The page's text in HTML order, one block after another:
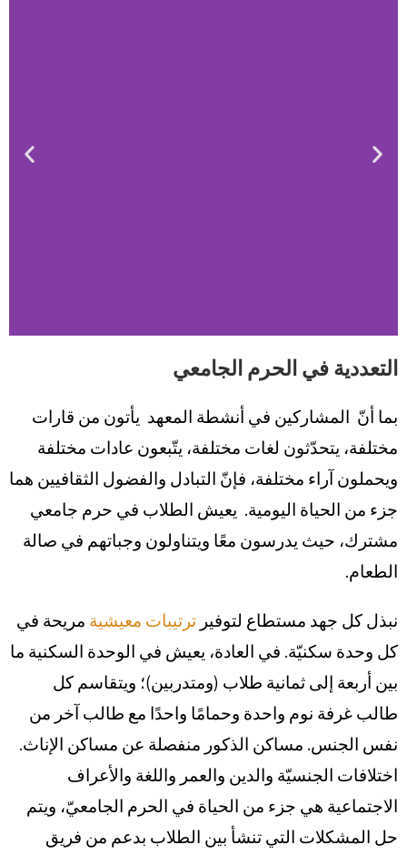
التعددية في الحرم الجامعي
بما أنّ المشاركين في أنشطة المعهد يأتون من قارات
مختلفة، يتحدّثون لغات مختلفة، يتّبعون عادات مختلفة
ويحملون آراء مختلفة، فإنّ التبادل والفضول الثقافيين هما
جزء من الحياة اليومية. يعيش الطلاب في حرم جامعي
مشترك، حيث يدرسون معًا ويتناولون وجباتهم في صالة
الطعام.
نبذل كل جهد مستطاع لتوفير ترتيبات معيشية مريحة في
كل وحدة سكنيّة. في العادة، يعيش في الوحدة السكنية ما
بين أربعة إلى ثمانية طلاب (ومتدربين)؛ ويتقاسم كل
طالب غرفة نوم واحدة وحمامًا واحدًا مع طالب آخر من
نفس الجنس. مساكن الذكور منفصلة عن مساكن الإناث.
اختلافات الجنسيّة والدين والعمر واللغة والأعراف
الاجتماعية هي جزء من الحياة في الحرم الجامعيّ، ويتم
حل المشكلات التي تنشأ بين الطلاب بدعم من فريق